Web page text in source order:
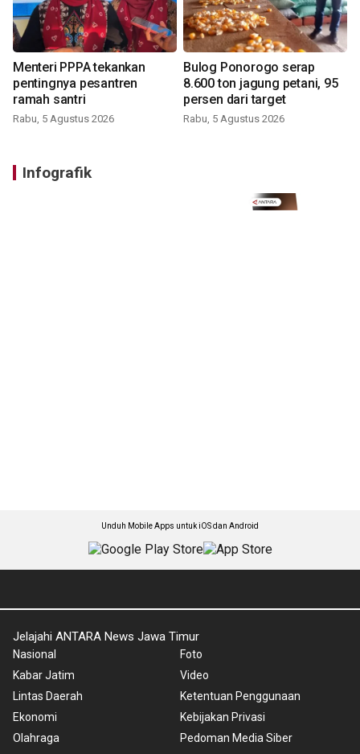
Menteri PPPA tekankan
pentingnya pesantren
ramah santri
Rabu, 5 Agustus 2026
Bulog Ponorogo serap
8.600 ton jagung petani, 95
persen dari target
Rabu, 5 Agustus 2026
Infografik
Unduh Mobile Apps untuk iOS dan Android
Jelajahi ANTARA News Jawa Timur
Nasional
Kabar Jatim
Lintas Daerah
Ekonomi
Olahraga
Foto
Video
Ketentuan Penggunaan
Kebijakan Privasi
Pedoman Media Siber